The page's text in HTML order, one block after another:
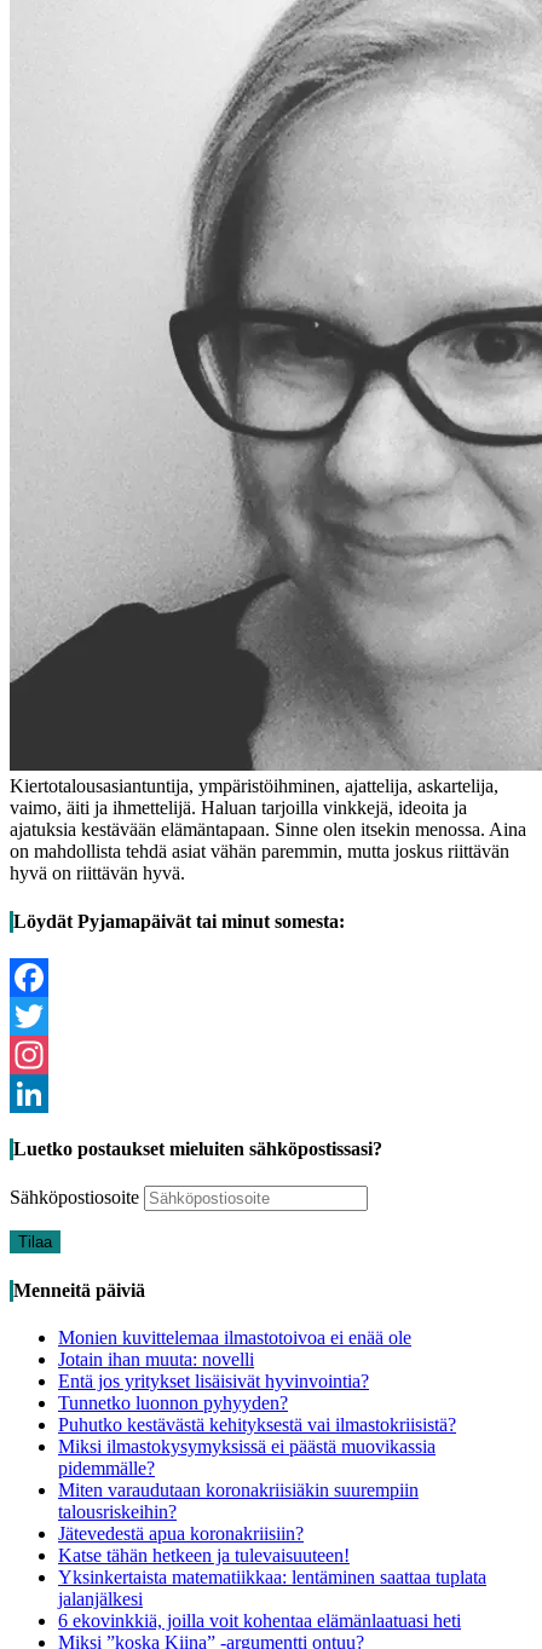
Kiertotalousasiantuntija, ympäristöihminen, ajattelija, askartelija,
vaimo, äiti ja ihmettelijä. Haluan tarjoilla vinkkejä, ideoita ja
ajatuksia kestävään elämäntapaan. Sinne olen itsekin menossa. Aina
on mahdollista tehdä asiat vähän paremmin, mutta joskus riittävän
hyvä on riittävän hyvä.
Löydät Pyjamapäivät tai minut somesta:
Facebook
Twitter
Instagram
Luetko postaukset mieluiten sähköpostissasi?
Sähköpostiosoite
Tilaa
Menneitä päiviä
Monien kuvittelemaa ilmastotoivoa ei enää ole
Jotain ihan muuta: novelli
Entä jos yritykset lisäisivät hyvinvointia?
Tunnetko luonnon pyhyyden?
Puhutko kestävästä kehityksestä vai ilmastokriisistä?
Miksi ilmastokysymyksissä ei päästä muovikassia
pidemmälle?
Miten varaudutaan koronakriisiäkin suurempiin
talousriskeihin?
Jätevedestä apua koronakriisiin?
Katse tähän hetkeen ja tulevaisuuteen!
Yksinkertaista matematiikkaa: lentäminen saattaa tuplata
jalanjälkesi
6 ekovinkkiä, joilla voit kohentaa elämänlaatuasi heti
Miksi ”koska Kiina” -argumentti ontuu?